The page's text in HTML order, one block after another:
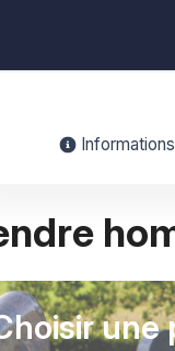
Informations
une